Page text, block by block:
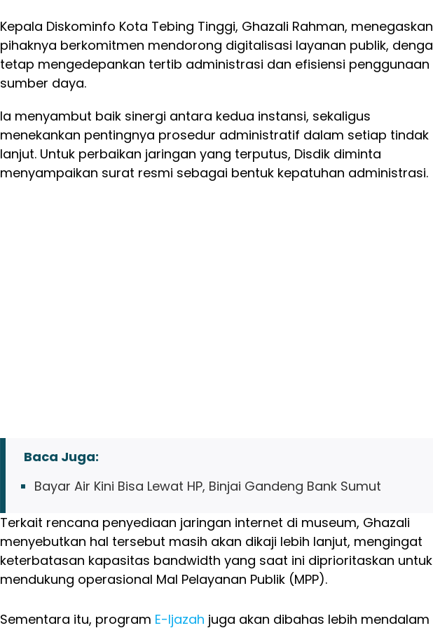
Kepala Diskominfo Kota Tebing Tinggi, Ghazali Rahman,
pihaknya berkomitmen mendorong digitalisasi layanan publik,
tetap mengedepankan tertib administrasi dan efisiensi penggunaan
sumber daya.
Ia menyambut baik sinergi antara kedua instansi, sekaligus
menekankan pentingnya prosedur administratif dalam setiap tindak
lanjut. Untuk perbaikan jaringan yang terputus, Disdik diminta
menyampaikan surat resmi sebagai bentuk kepatuhan administrasi.
Baca Juga:
Bayar Air Kini Bisa Lewat HP, Binjai Gandeng Bank Sumut
Terkait rencana penyediaan jaringan internet di museum, Ghazali
menyebutkan hal tersebut masih akan dikaji lebih lanjut, mengingat
keterbatasan kapasitas bandwidth yang saat ini diprioritaskan untuk
mendukung operasional Mal Pelayanan Publik (MPP).
Sementara itu, program E-Ijazah juga akan dibahas lebih mendalam